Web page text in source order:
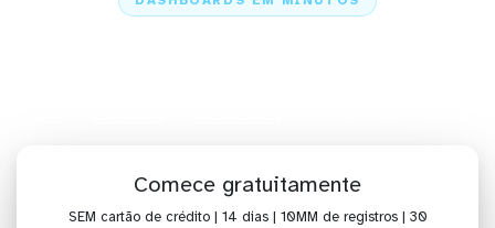
Comece gratuitamente
SEM cartão de crédito | 14 dias | 10MM de registros | 30